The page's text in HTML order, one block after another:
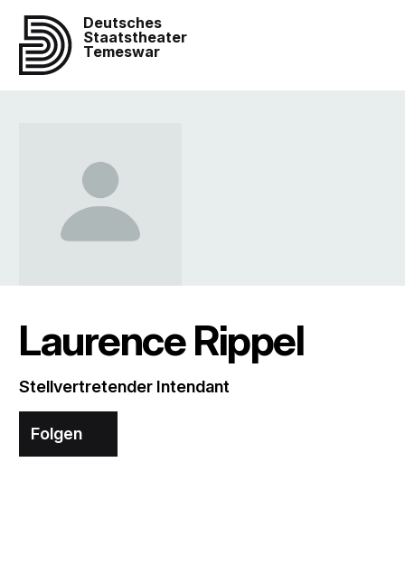
Deutsches
Staatstheater
Temeswar
Laurence Rippel
Stellvertretender Intendant
Folgen